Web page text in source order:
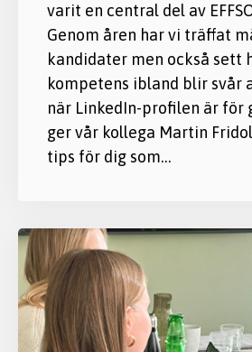
varit en central del av
Genom åren har vi träffat
kandidater men också sett
kompetens ibland blir svår
när LinkedIn-profilen är för
ger vår kollega Martin
tips för dig som…